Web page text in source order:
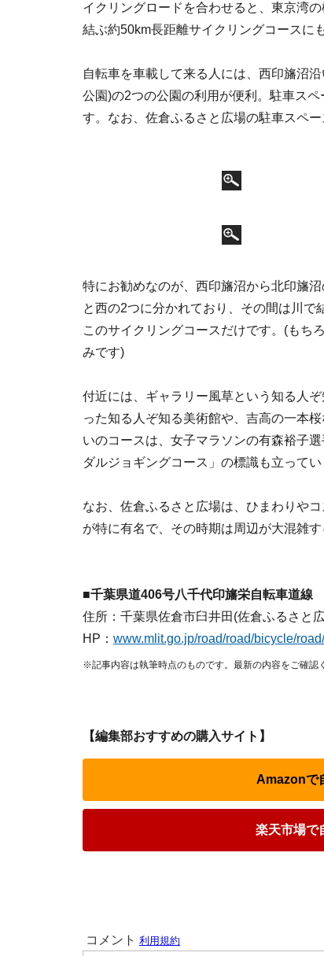
イクリングロードを合わせると、東京湾
結ぶ約50km長距離サイクリングコースに
自転車を車載して来る人には、西印旛沼
公園)の2つの公園の利用が便利。駐車ス
す。なお、佐倉ふるさと広場の駐車スペ
特にお勧めなのが、西印旛沼から北印旛
と西の2つに分かれており、その間は川で
このサイクリングコースだけです。(もち
みです)
付近には、ギャラリー風草という知る人
った知る人ぞ知る美術館や、吉高の一本
いのコースは、女子マラソンの有森裕子
ダルジョギングコース」の標識も立ってい
なお、佐倉ふるさと広場は、ひまわりや
が特に有名で、その時期は周辺が大混雑す
■千葉県道406号八千代印旛栄自転車道線
住所：千葉県佐倉市臼井田(佐倉ふるさと
HP： www.mlit.go.jp/road/road/bicycle/
※記事内容は執筆時点のものです。最新の内容をご確認
【編集部おすすめの購入サイト】
Amazonで
楽天市場で